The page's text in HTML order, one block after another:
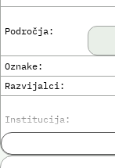
Področja:
Oznake:
Razvijalci:
Institucija:
Cena: